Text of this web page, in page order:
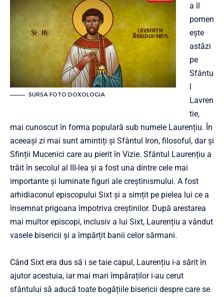
SURSA FOTO:DOXOLOGIA
a îl
pomen
ește
astăzi
pe
Sfântu
l
Lavren
tie,
mai cunoscut în forma populară sub numele Laurențiu. În
aceeași zi mai sunt amintiți și Sfântul Iron, filosoful, dar și
Sfinții Mucenici care au pierit în Vizie. Sfântul Laurențiu a
trăit în secolul al III-lea și a fost una dintre cele mai
importante și luminate figuri ale creștinismului. A fost
arhidiaconul episcopului Sixt și a simțit pe pielea lui ce a
însemnat prigoana împotriva creștinilor. După arestarea
mai multor episcopi, inclusiv a lui Sixt, Laurențiu a vândut
vasele bisericii și a împărțit banii celor sărmani.
Când Sixt era dus să i se taie capul, Laurențiu i-a sărit în
ajutor acestuia, iar mai mari împăraților i-au cerut
sfântului să aducă toate bogățiile bisericii despre care se